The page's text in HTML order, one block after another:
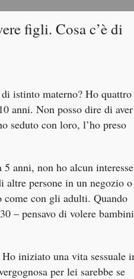
figli. Cosa c’è di
istinto materno? Ho quattro
anni. Non posso dire di aver
seduto con loro, l’ho preso
anni, non ho alcun interesse
altre persone in un negozio
con gli adulti. Quando
– pensavo di volere
iniziato una vita sessuale
per lei sarebbe se